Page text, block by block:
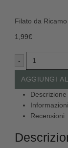
Filato da
1,99€
-
AGGIUNGI
Descrizione
Recensioni